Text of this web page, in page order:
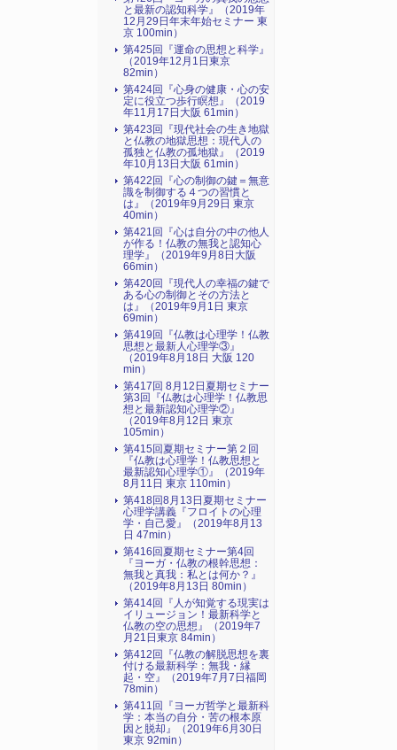
と最新の認知科学』（2019年
12月29日年末年始セミナー 東
京 100min）
第425回『運命の思想と科学』
（2019年12月1日東京
82min）
第424回『心身の健康・心の安
定に役立つ歩行瞑想』（2019
年11月17日大阪 61min）
第423回『現代社会の生き地獄
と仏教の地獄思想：現代人の
孤独と仏教の孤地獄』（2019
年10月13日大阪 61min）
第422回『心の制御の鍵＝無意
識を制御する４つの習慣と
は』（2019年9月29日 東京
40min）
第421回『心は自分の中の他人
が作る！仏教の無我と認知心
理学』（2019年9月8日大阪
66min）
第420回『現代人の幸福の鍵で
ある心の制御とその方法と
は』（2019年9月1日 東京
69min）
第419回『仏教は心理学！仏教
思想と最新人心理学③』
（2019年8月18日 大阪 120
min）
第417回 8月12日夏期セミナー
第3回『仏教は心理学！仏教思
想と最新認知心理学②』
（2019年8月12日 東京
105min）
第415回夏期セミナー第２回
『仏教は心理学！仏教思想と
最新認知心理学①』（2019年
8月11日 東京 110min）
第418回8月13日夏期セミナー
心理学講義『フロイトの心理
学・自己愛』（2019年8月13
日 47min）
第416回夏期セミナー第4回
『ヨーガ・仏教の根幹思想：
無我と真我：私とは何か？』
（2019年8月13日 80min）
第414回『人が知覚する現実は
イリュージョン！最新科学と
仏教の空の思想』（2019年7
月21日東京 84min）
第412回『仏教の解脱思想を裏
付ける最新科学：無我・縁
起・空』（2019年7月7日福岡
78min）
第411回『ヨーガ哲学と最新科
学：本当の自分・苦の根本原
因と脱却』（2019年6月30日
東京 92min）